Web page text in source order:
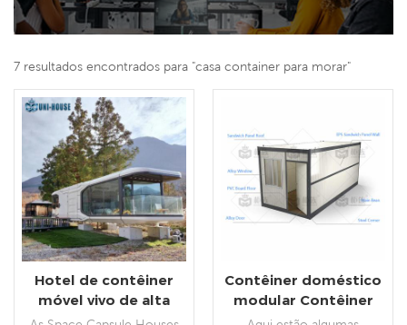
7 resultados encontrados para "casa container para morar"
Hotel de contêiner
móvel vivo de alta
qualidade
Contêiner doméstico
modular Contêiner
dobrável para morar